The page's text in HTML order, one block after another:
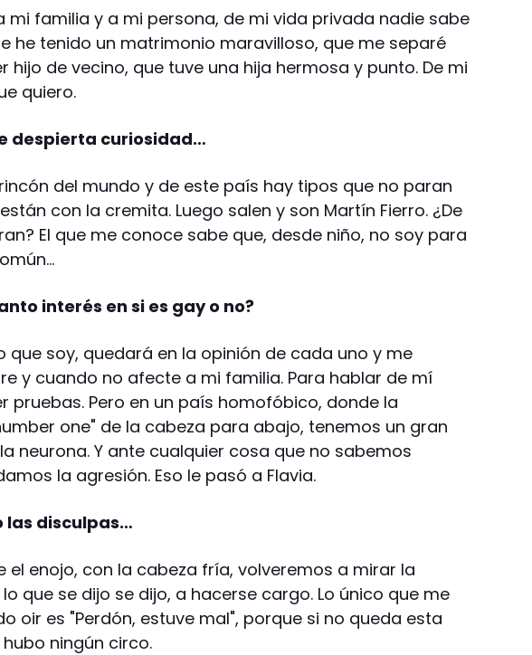
mi familia y a mi persona, de mi vida privada nadie sabe
he tenido un matrimonio maravilloso, que me separé
hijo de vecino, que tuve una hija hermosa y punto. De mi
quiero.
despierta curiosidad…
del mundo y de este país hay tipos que no paran
con la cremita. Luego salen y son Martín Fierro. ¿De
El que me conoce sabe que, desde niño, no soy para
interés en si es gay o no?
que soy, quedará en la opinión de cada uno y me
y cuando no afecte a mi familia. Para hablar de mí
pruebas. Pero en un país homofóbico, donde la
one" de la cabeza para abajo, tenemos un gran
neurona. Y ante cualquier cosa que no sabemos
la agresión. Eso le pasó a Flavia.
las disculpas…
el enojo, con la cabeza fría, volveremos a mirar la
que se dijo se dijo, a hacerse cargo. Lo único que me
oir es "Perdón, estuve mal", porque si no queda esta
ningún circo.